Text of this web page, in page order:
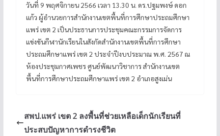
วันที่ 9 พฤศจิกายน 2566 เวลา 13.30 น. ดร.ปฐมพงษ์ ดอก
แก้ว ผู้อำนวยการสำนักงานเขตพื้นที่การศึกษาประถมศึกษา
แพร่ เขต 2 เป็นประธานการประชุมคณะกรรมการจัดการ
แข่งขันกีฬานักเรียนในสังกัดสำนักงานเขตพื้นที่การศึกษา
ประถมศึกษาแพร่ เขต 2 ประจำปีงบประมาณ พ.ศ. 2567 ณ
ห้องประชุมกาศเพชร ศูนย์พัฒนาวิชาการ สำนักงานเขต
พื้นที่การศึกษาประถมศึกษาแพร่ เขต 2 อำเภอสูงเม่น
สพป.แพร่ เขต 2 ลงพื้นที่ช่วยเหลือเด็กนักเรียนที่
ประสบปัญหาการดำรงชีวิต